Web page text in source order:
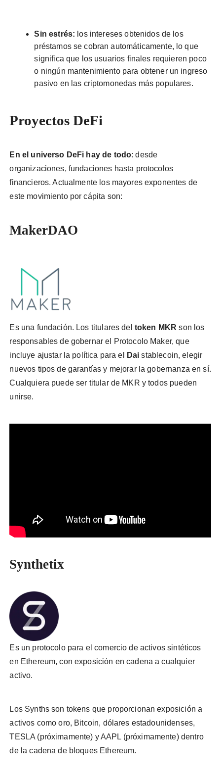
Sin estrés: los intereses obtenidos de los
préstamos se cobran automáticamente, lo que
significa que los usuarios finales requieren poco
o ningún mantenimiento para obtener un ingreso
pasivo en las criptomonedas más populares.
Proyectos DeFi
En el universo DeFi hay de todo: desde
organizaciones, fundaciones hasta protocolos
financieros. Actualmente los mayores exponentes de
este movimiento por cápita son:
MakerDAO
Es una fundación. Los titulares del token MKR son los
responsables de gobernar el Protocolo Maker, que
incluye ajustar la política para el
Dai stablecoin, elegir
nuevos tipos de garantías y mejorar la gobernanza en sí.
Cualquiera puede ser titular de MKR y todos pueden
unirse.
Synthetix
Es un protocolo para el comercio de activos sintéticos
en Ethereum, con exposición en cadena a cualquier
activo.
Los Synths son tokens que proporcionan exposición a
activos como oro, Bitcoin, dólares estadounidenses,
TESLA (próximamente) y AAPL (próximamente) dentro
de la cadena de bloques Ethereum.